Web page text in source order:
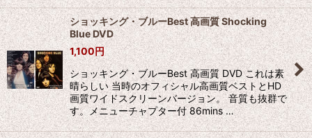
ショッキング・ブルーBest 高画質 Shocking
Blue DVD
1,100円
ショッキング・ブルーBest 高画質 DVD これは素
晴らしい 当時のオフィシャル高画質ベストとHD
画質ワイドスクリーンバージョン。 音質も抜群で
す。メニューチャプター付 86mins …